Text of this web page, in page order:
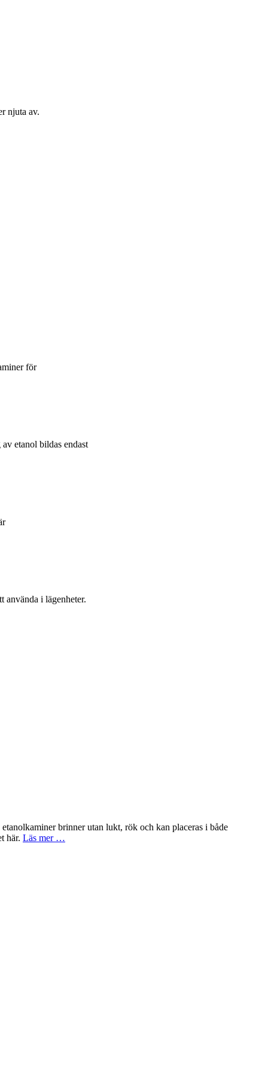
njuta av.
för
etanol bildas endast
använda i lägenheter.
brinner utan lukt, rök och kan placeras i både
här. Läs mer …